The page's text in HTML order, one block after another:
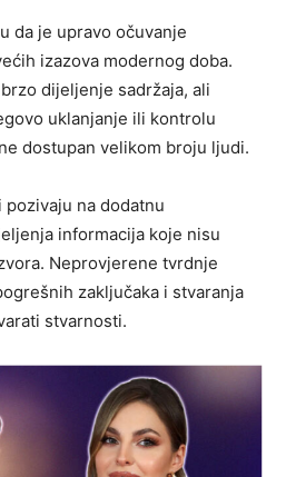
da je upravo očuvanje
izazova modernog doba.
dijeljenje sadržaja, ali
uklanjanje ili kontrolu
dostupan velikom broju ljudi.
na dodatnu
informacija koje nisu
Neprovjerene tvrdnje
zaključaka i stvaranja
stvarnosti.